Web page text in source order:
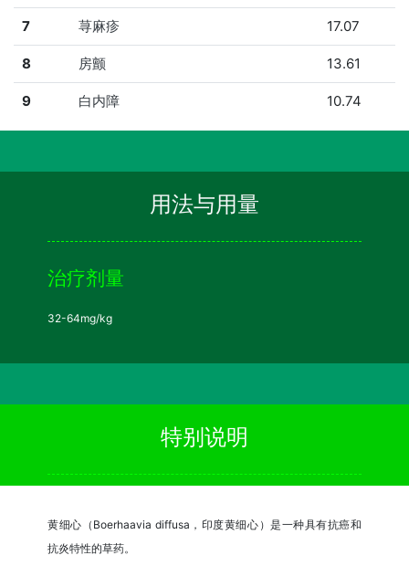
7 荨麻疹 17.07
8 房颤 13.61
9 白内障 10.74
用法与用量
治疗剂量
32-64mg/kg
特别说明
黄细心（Boerhaavia diffusa，印度黄细心）是一种具有抗癌和
抗炎特性的草药。